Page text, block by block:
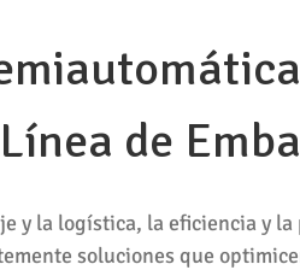
de
y la logística, la eficiencia y
soluciones que